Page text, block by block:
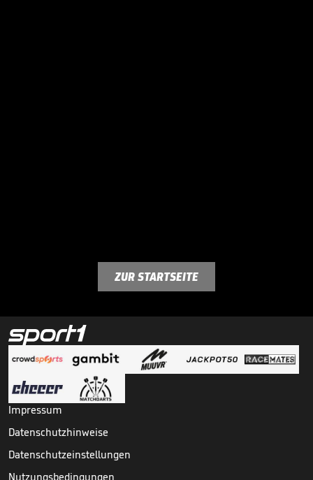
ZUR STARTSEITE
Impressum
Datenschutzhinweise
Datenschutzeinstellungen
Nutzungsbedingungen